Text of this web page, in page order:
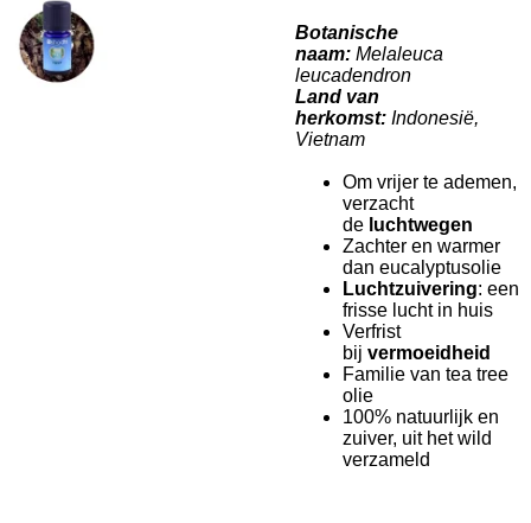
Botanische
naam: Melaleuca
leucadendron
Land van
herkomst: Indonesië,
Vietnam
Om vrijer te ademen,
verzacht
de luchtwegen
Zachter en warmer
dan eucalyptusolie
Luchtzuivering: een
frisse lucht in huis
Verfrist
bij vermoeidheid
Familie van tea tree
olie
100% natuurlijk en
zuiver, uit het wild
verzameld